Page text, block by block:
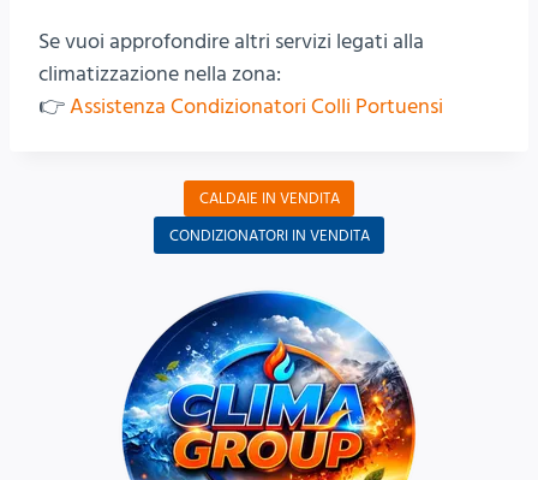
Se vuoi approfondire altri servizi legati alla
climatizzazione nella zona:
👉Assistenza Condizionatori Colli Portuensi
CALDAIE IN VENDITA
CONDIZIONATORI IN VENDITA